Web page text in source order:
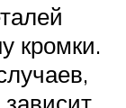
кромки.